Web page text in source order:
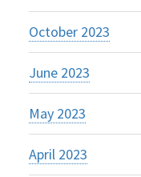
October 2023
June 2023
May 2023
April 2023